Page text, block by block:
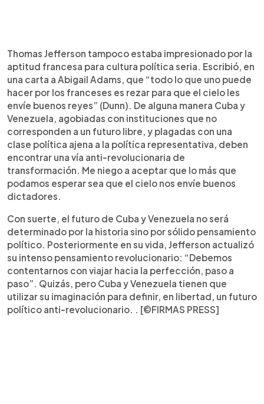
Thomas Jefferson tampoco estaba impresionado por la
aptitud francesa para cultura política seria. Escribió, en
una carta a Abigail Adams, que “todo lo que uno puede
hacer por los franceses es rezar para que el cielo les
envíe buenos reyes” (Dunn). De alguna manera Cuba y
Venezuela, agobiadas con instituciones que no
corresponden a un futuro libre, y plagadas con una
clase política ajena a la política representativa, deben
encontrar una vía anti-revolucionaria de
transformación. Me niego a aceptar que lo más que
podamos esperar sea que el cielo nos envíe buenos
dictadores.
Con suerte, el futuro de Cuba y Venezuela no será
determinado por la historia sino por sólido pensamiento
político. Posteriormente en su vida, Jefferson actualizó
su intenso pensamiento revolucionario: “Debemos
contentarnos con viajar hacia la perfección, paso a
paso”. Quizás, pero Cuba y Venezuela tienen que
utilizar su imaginación para definir, en libertad, un futuro
político anti-revolucionario. . [©FIRMAS PRESS]